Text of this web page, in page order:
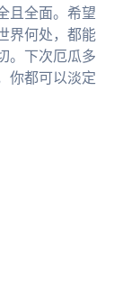
且全面。希望
界何处，都能
。下次厄瓜多
你都可以淡定